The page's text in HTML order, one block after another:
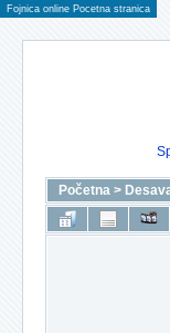
Fojnica online Pocetna stranica
Početna >